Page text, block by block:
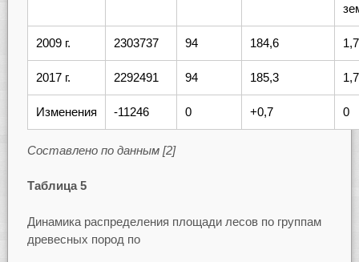
2009 г. 2303737 94 184,6
2017 г. 2292491 94 185,3
Изменения -11246 0 +0,7 0
Составлено по данным [2]
Таблица 5
Динамика распределения площади лесов по группам
древесных пород по